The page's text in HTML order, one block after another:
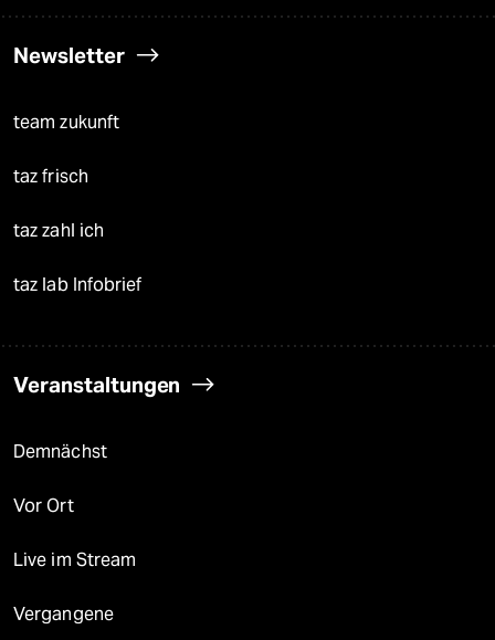
Newsletter
team zukunft
taz frisch
taz zahl ich
taz lab Infobrief
Veranstaltungen
Demnächst
Vor Ort
Live im Stream
Vergangene